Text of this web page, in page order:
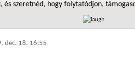
és szeretnéd, hogy folytatódjon,
dec. 18. 16:55